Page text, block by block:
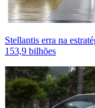
Stellantis erra na
153,9 bilhões